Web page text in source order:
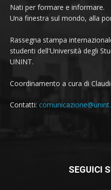
Nati per formare e informare.
Una finestra sul mondo, alla
Rassegna stampa
studenti dell'Università degli
UNINT.
Coordinamento a cura di
Contatti:
SEGUICI